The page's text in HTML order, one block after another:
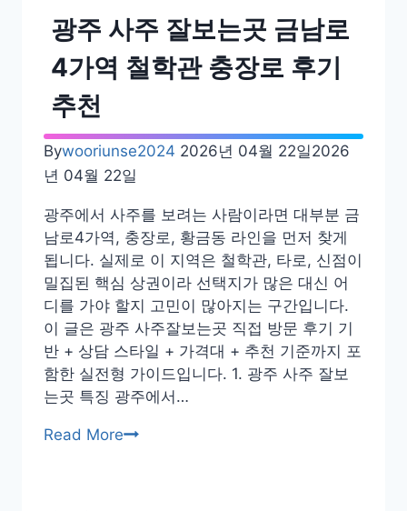
보
는
곳
추
학
관
면
성
불
사
내
돈
내
산
추
광주 사주 잘보는곳 금남로
4가역 철학관 충장로 후기
추천
Bywooriunse2024 2026년 04월 22일2026
년 04월 22일
광주에서 사주를 보려는 사람이라면 대부분 금
남로4가역, 충장로, 황금동 라인을 먼저 찾게
됩니다. 실제로 이 지역은 철학관, 타로, 신점이
밀집된 핵심 상권이라 선택지가 많은 대신 어
디를 가야 할지 고민이 많아지는 구간입니다.
이 글은 광주 사주잘보는곳 직접 방문 후기 기
반 + 상담 스타일 + 가격대 + 추천 기준까지 포
함한 실전형 가이드입니다. 1. 광주 사주 잘보
는곳 특징 광주에서…
Read More광